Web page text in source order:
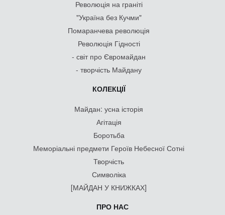
Революція на граніті
"Україна без Кучми"
Помаранчева революція
Революція Гідності
- світ про Євромайдан
- творчість Майдану
КОЛЕКЦІЇ
Майдан: усна історія
Агітація
Боротьба
Меморіальні предмети Героїв Небесної Сотні
Творчість
Символіка
[МАЙДАН У КНИЖКАХ]
ПРО НАС